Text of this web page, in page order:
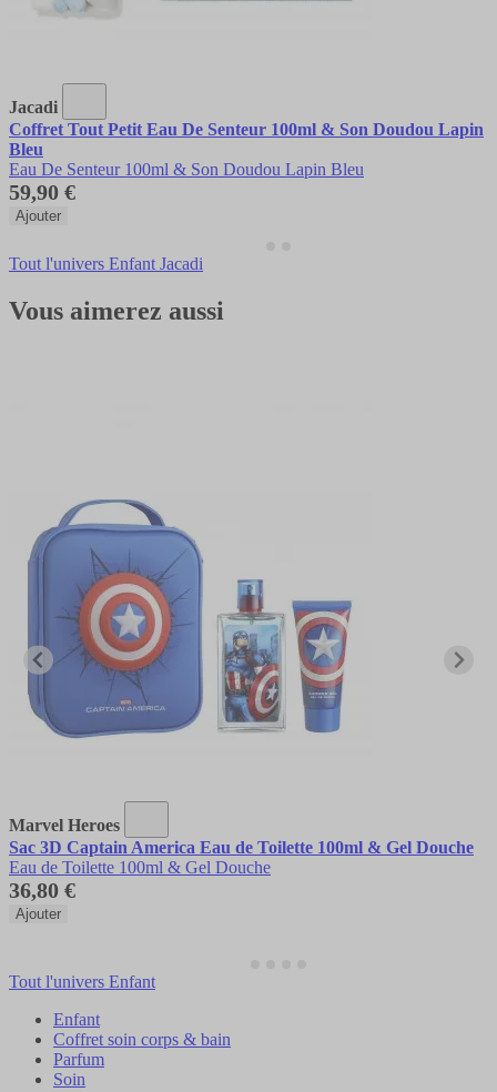
Jacadi
Coffret Tout Petit Eau De Senteur 100ml & Son Doudou Lapin
Bleu
Eau De Senteur 100ml & Son Doudou Lapin Bleu
59,90 €
Ajouter
Tout l'univers Enfant Jacadi
Vous aimerez aussi
Marvel Heroes
Sac 3D Captain America Eau de Toilette 100ml & Gel Douche
Eau de Toilette 100ml & Gel Douche
36,80 €
Ajouter
Tout l'univers Enfant
Enfant
Coffret soin corps & bain
Parfum
Soin